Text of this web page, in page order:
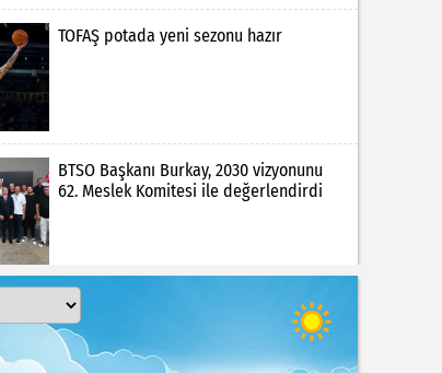
TOFAŞ potada yeni sezonu hazır
BTSO Başkanı Burkay, 2030 vizyonunu
62. Meslek Komitesi ile değerlendirdi